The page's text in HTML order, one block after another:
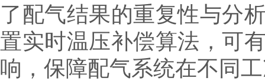
了配气结果的重复性与分
置实时温压补偿算法，可
响，保障配气系统在不同